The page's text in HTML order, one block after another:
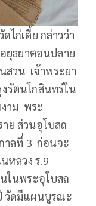
ดไก่เตี้ย กล่าวว่า
ยุธยาตอนปลาย
สวน เจ้าพระยา
รัตนโกสินทร์ใน
าม พระ
ย ส่วนอุโบสถ
าลที่ 3 ก่อนจะ
หลวง ร.9
ในพระอุโบสถ
วัดมีแผนบูรณะ